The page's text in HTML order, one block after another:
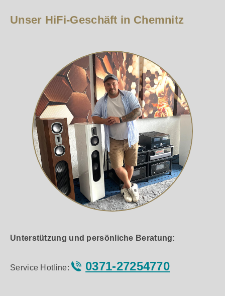
Unser HiFi-Geschäft in Chemnitz
Unterstützung und persönliche Beratung:
Service Hotline: 0371-27254770